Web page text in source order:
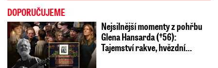
DOPORUČUJEME
Nejsilnější momenty z pohřbu
Glena Hansarda (†56):
Tajemství rakve, hvězdní…